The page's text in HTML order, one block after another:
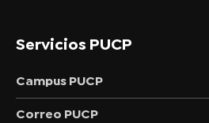
Servicios PUCP
Campus PUCP
Correo PUCP